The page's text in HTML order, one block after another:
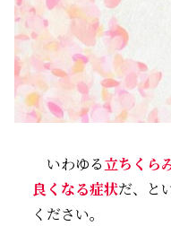
いわゆる立ちくら
良くなる症状だ、と
ください。